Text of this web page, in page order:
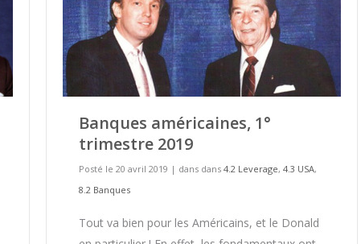
Banques américaines, 1°
trimestre 2019
Posté le 20 avril 2019 | dans dans 4.2 Leverage, 4.3 USA,
8.2 Banques
Tout va bien pour les Américains, et le Donald